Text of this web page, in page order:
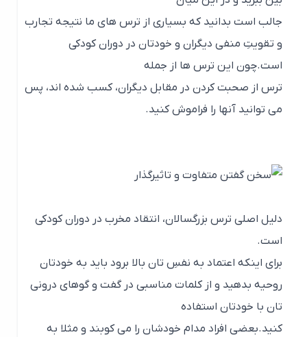
جالب است بدانید که بسیاری از ترس های ما نتیجه تجارب
و تقویتِ منفی دیگران و خودتان در دوران کودکی
است.چون این ترس ها از جمله
ترس از صحبت کردن در مقابل دیگران، کسب شده اند، پس
می توانید آنها را فراموش کنید.
دلیل اصلی ترس بزرگسالان، انتقاد مخرب در دوران کودکی
است.
برای اینکه اعتماد به نفسِ تان بالا برود باید به خودتان
روحیه بدهید و از کلمات مناسبی در گفت و گوهای درونی
تان با خودتان استفاده
کنید.بعضی افراد مدام خودشان را می کوبند و مثلا به